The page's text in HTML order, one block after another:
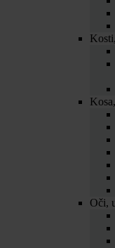
Oči,